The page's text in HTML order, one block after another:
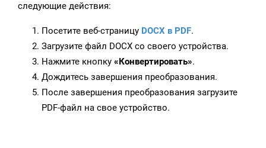
следующие действия:
Посетите веб-страницу DOCX в PDF.
Загрузите файл DOCX со своего устройства.
Нажмите кнопку «Конвертировать».
Дождитесь завершения преобразования.
После завершения преобразования загрузите
PDF-файл на свое устройство.